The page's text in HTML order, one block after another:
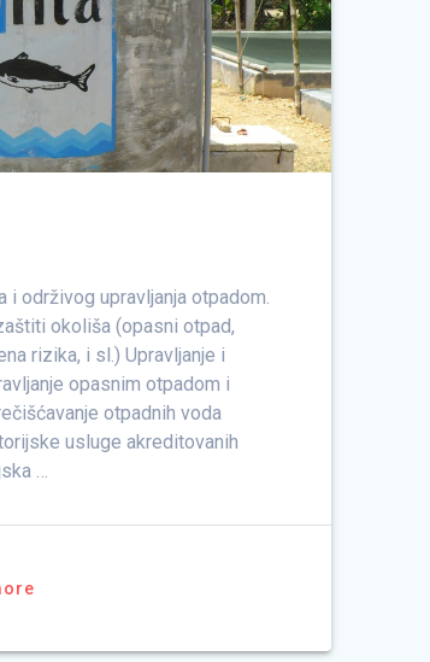
i održivog upravljanja otpadom.
okoliša (opasni otpad,
rizika, i sl.) Upravljanje i
opasnim otpadom i
otpadnih voda
usluge akreditovanih
…